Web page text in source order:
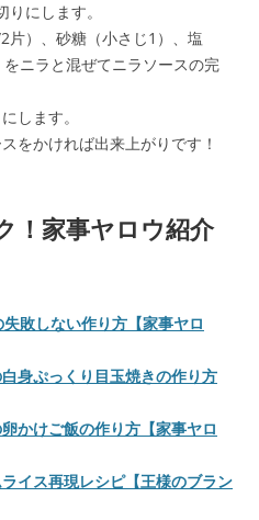
にします。
片）、砂糖（小さじ1）、塩
をニラと混ぜてニラソースの完
します。
をかければ出来上がりです！
！家事ヤロウ紹介
敗しない作り方【家事ヤロ
身ぷっくり目玉焼きの作り方
かけご飯の作り方【家事ヤロ
イス再現レシピ【王様のブラン